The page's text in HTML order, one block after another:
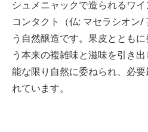
シュメニャックで造られるワ
コンタクト（仏: マセラシオン
う自然醸造です。果皮ととも
う本来の複雑味と滋味を引き
能な限り自然に委ねられ、必
れています。